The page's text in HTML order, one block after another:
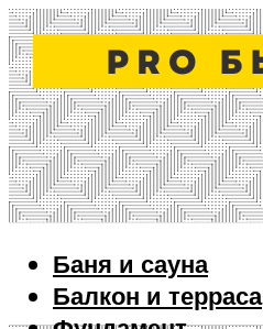
Баня и сауна
Балкон и терраса